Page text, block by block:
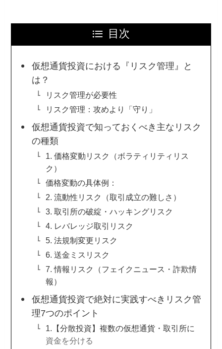
目次
仮想通貨投資における『リスク管理』と
は？
リスク管理が必要性
リスク管理：攻めより「守り」
仮想通貨投資で知っておくべき主なリスク
の種類
1. 価格変動リスク（ボラティリティリス
ク）
価格変動の具体例：
2. 流動性リスク（取引成立の難しさ）
3. 取引所の破綻・ハッキングリスク
4. レバレッジ取引リスク
5. 法規制変更リスク
6. 送金ミスリスク
7. 情報リスク（フェイクニュース・詐欺情
報）
仮想通貨投資で絶対に実践すべきリスク管
理7つのポイント
1.【分散投資】複数の仮想通貨・取引所に
資金を分ける